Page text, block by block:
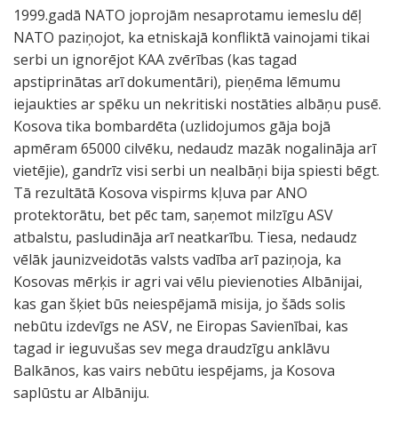
1999.gadā NATO joprojām nesaprotamu iemeslu dēļ
NATO paziņojot, ka etniskajā konfliktā vainojami tikai
serbi un ignorējot KAA zvērības (kas tagad
apstiprinātas arī dokumentāri), pieņēma lēmumu
iejaukties ar spēku un nekritiski nostāties albāņu pusē.
Kosova tika bombardēta (uzlidojumos gāja bojā
apmēram 65000 cilvēku, nedaudz mazāk nogalināja arī
vietējie), gandrīz visi serbi un nealbāņi bija spiesti bēgt.
Tā rezultātā Kosova vispirms kļuva par ANO
protektorātu, bet pēc tam, saņemot milzīgu ASV
atbalstu, pasludināja arī neatkarību. Tiesa, nedaudz
vēlāk jaunizveidotās valsts vadība arī paziņoja, ka
Kosovas mērķis ir agri vai vēlu pievienoties Albānijai,
kas gan šķiet būs neiespējamā misija, jo šāds solis
nebūtu izdevīgs ne ASV, ne Eiropas Savienībai, kas
tagad ir ieguvušas sev mega draudzīgu anklāvu
Balkānos, kas vairs nebūtu iespējams, ja Kosova
saplūstu ar Albāniju.